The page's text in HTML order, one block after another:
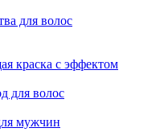
для волос
краска с эффектом
для волос
мужчин